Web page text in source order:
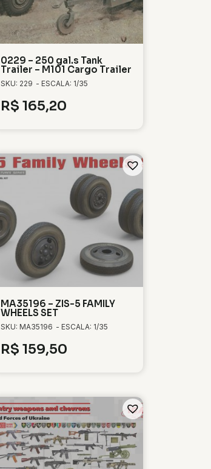
0229 – 250 gal.s Tank
Trailer – M101 Cargo Trailer
SKU: 229 - ESCALA: 1/35
R$ 165,20
MA35196 – ZIS-5 FAMILY
WHEELS SET
SKU: MA35196 - ESCALA: 1/35
R$ 159,50